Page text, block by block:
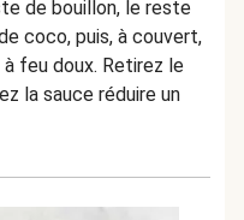
de bouillon, le reste
coco, puis, à couvert,
feu doux. Retirez le
la sauce réduire un